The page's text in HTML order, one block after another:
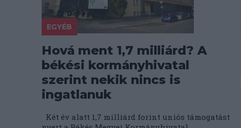
EGYÉB
Hová ment 1,7 milliárd? A
békési kormányhivatal
szerint nekik nincs is
ingatlanuk
Két év alatt 1,7 milliárd forint uniós támogatást